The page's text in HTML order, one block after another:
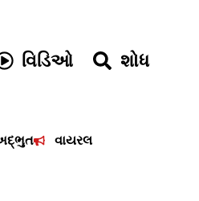
વિડિઓ શોધ
વાયરલ